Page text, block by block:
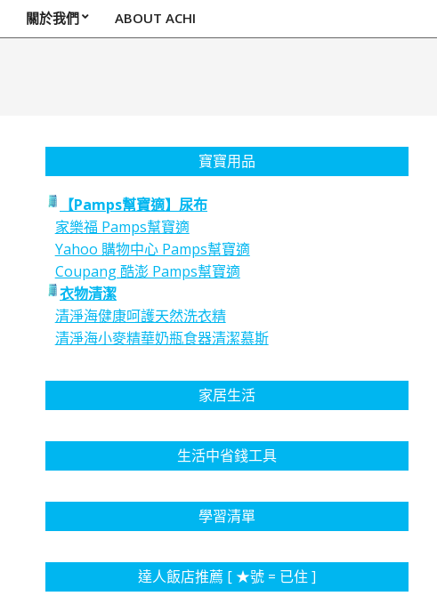
關於我們 ABOUT ACHI
寶寶用品
【Pamps幫寶適】尿布
家樂福 Pamps幫寶適
Yahoo 購物中心 Pamps幫寶適
Coupang 酷澎 Pamps幫寶適
衣物清潔
清淨海健康呵護天然洗衣精
清淨海小麥精華奶瓶食器清潔慕斯
家居生活
生活中省錢工具
學習清單
達人飯店推薦 [ ★號 = 已住 ]